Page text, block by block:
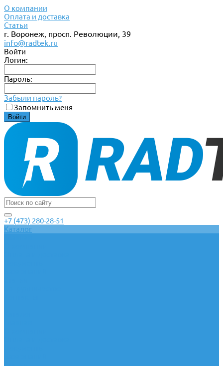
О компании
Оплата и доставка
Статьи
г. Воронеж, просп. Революции, 39
info@radtek.ru
Войти
Логин:
Пароль:
Забыли пароль?
Запомнить меня
+7 (473) 280-28-51
Каталог